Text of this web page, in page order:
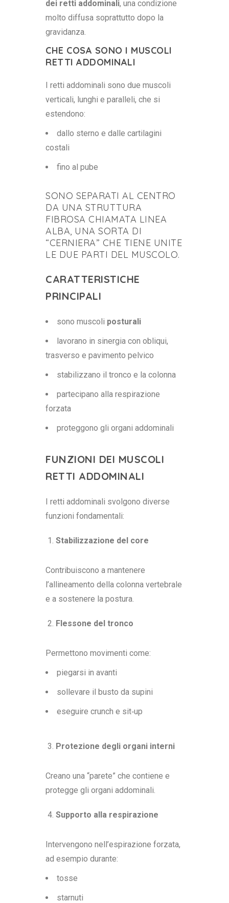
dei retti addominali, una condizione
molto diffusa soprattutto dopo la
gravidanza.
CHE COSA SONO I MUSCOLI
RETTI ADDOMINALI
I retti addominali sono due muscoli
verticali, lunghi e paralleli, che si
estendono:
dallo sterno e dalle cartilagini
costali
fino al pube
SONO SEPARATI AL CENTRO
DA UNA STRUTTURA
FIBROSA CHIAMATA LINEA
ALBA, UNA SORTA DI
“CERNIERA” CHE TIENE UNITE
LE DUE PARTI DEL MUSCOLO.
CARATTERISTICHE
PRINCIPALI
sono muscoli posturali
lavorano in sinergia con obliqui,
trasverso e pavimento pelvico
stabilizzano il tronco e la colonna
partecipano alla respirazione
forzata
proteggono gli organi addominali
FUNZIONI DEI MUSCOLI
RETTI ADDOMINALI
I retti addominali svolgono diverse
funzioni fondamentali:
Stabilizzazione del core
Contribuiscono a mantenere
l’allineamento della colonna vertebrale
e a sostenere la postura.
Flessone del tronco
Permettono movimenti come:
piegarsi in avanti
sollevare il busto da supini
eseguire crunch e sit‑up
Protezione degli organi interni
Creano una “parete” che contiene e
protegge gli organi addominali.
Supporto alla respirazione
Intervengono nell’espirazione forzata,
ad esempio durante:
tosse
starnuti